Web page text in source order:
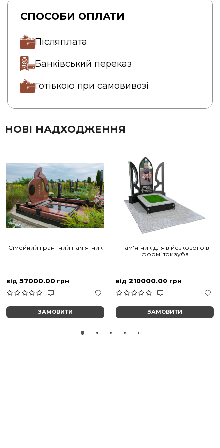
СПОСОБИ ОПЛАТИ
Післяплата
Банківський переказ
Готівкою при самовивозі
НОВІ НАДХОДЖЕННЯ
Сімейний гранітний пам'ятник
від 57000.00 грн
ЗАМОВИТИ
Пам'ятник для військового в
формі тризуба
від 210000.00 грн
ЗАМОВИТИ